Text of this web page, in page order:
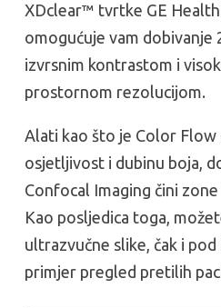
XDclear™ tvrtke GE
omogućuje vam dobivanje
izvrsnim kontrastom i
prostornom rezolucijom.
Alati kao što je Color Flow
osjetljivost i dubinu boja,
Confocal Imaging čini
Kao posljedica toga,
ultrazvučne slike, čak i
primjer pregled pretilih